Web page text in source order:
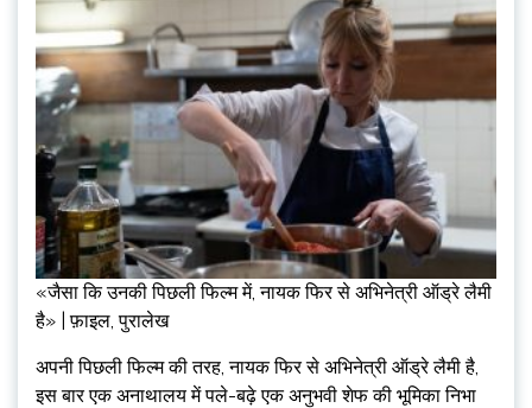
«जैसा कि उनकी पिछली फिल्म में, नायक फिर से अभिनेत्री ऑड्रे लैमी
है» | फ़ाइल, पुरालेख
अपनी पिछली फिल्म की तरह, नायक फिर से अभिनेत्री ऑड्रे लैमी है,
इस बार एक अनाथालय में पले-बढ़े एक अनुभवी शेफ की भूमिका निभा